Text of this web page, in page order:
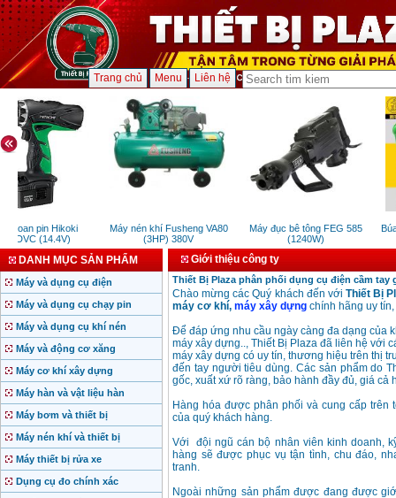
Trang chủ Menu Liên hệ
khoan pin Hikoki
(14.4V)
Máy nén khí Fusheng VA80
(3HP) 380V
Máy đục bê tông FEG 585
(1240W)
DANH MỤC SẢN PHẨM
Máy và dụng cụ điện
Máy và dụng cụ chạy pin
Máy và dụng cụ khí nén
Máy và động cơ xăng
Máy cơ khí xây dựng
Máy hàn và vật liệu hàn
Máy bơm và thiết bị
Máy nén khí và thiết bị
Máy thiết bị rửa xe
Dụng cụ đo chính xác
Giới thiệu công ty
Thiết Bị Plaza phân phối dụng cụ điện cầm tay
Chào mừng các Quý khách đến với Thiết Bị
máy cơ khí, máy xây dựng chính hãng uy
Để đáp ứng nhu cầu ngày càng đa dạng của
máy xây dựng.., Thiết Bị Plaza đã liên hệ với
máy xây dựng có uy tín, thương hiệu trên thị
đến tay người tiêu dùng. Các sản phẩm do
gốc, xuất xứ rõ ràng, bảo hành đầy đủ, giá cả
Hàng hóa được phân phối và cung cấp
của quý khách hàng.
Với đội ngũ cán bộ nhân viên kinh doanh,
hàng sẽ được phục vụ tận tình, chu đáo,
tranh.
Ngoài những sản phẩm được đang được